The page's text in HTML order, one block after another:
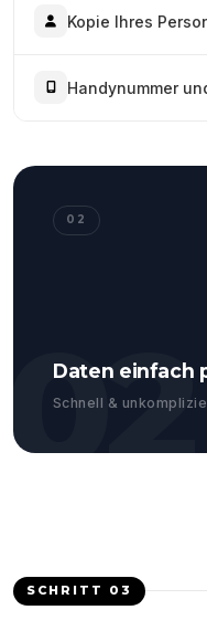
Kopie Ihres
Handynummer
02
02
Daten einfach
Schnell &
SCHRITT 03